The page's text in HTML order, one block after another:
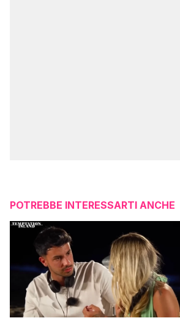
POTREBBE INTERESSARTI ANCHE